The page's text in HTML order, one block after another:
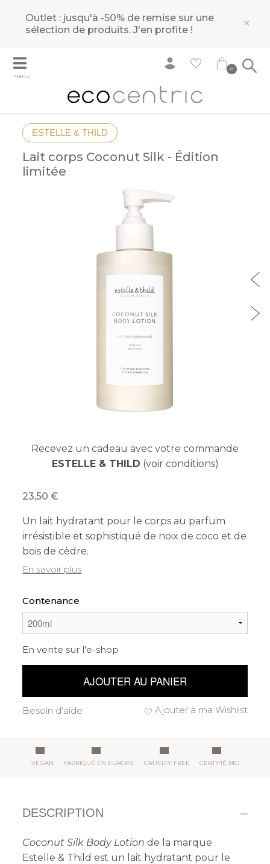
Outlet : jusqu'à -50% de remise sur une
sélection de produits.J'en profite ! ×
MENU
0
ESTELLE & THILD
Lait corps Coconut Silk - Édition
limitée
Recevez un cadeau avec votre commande
ESTELLE & THILD (voir conditions)
23,50
Un lait hydratant pour le corps au parfum
irrésistible et sophistiqué de noix de coco et de
bois de cèdre.
En savoir plus
Contenance
En vente sur l'e-shop
AJOUTER AU PANIER
Ajouter à ma Wishlist
Besoin d'aide
VEGAN FABRIQUÉ EN EUROPE CRUELTY FREE CERTIFIÉ BIO
DESCRIPTION
Coconut Silk Body Lotion de la marque
Estelle & Thild est un lait hydratant pour le